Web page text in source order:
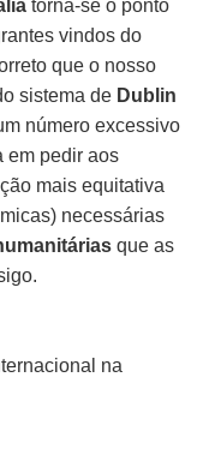
torna-se o ponto
vindos do
que o nosso
sistema de Dublin
número excessivo
em pedir aos
mais equitativa
necessárias
que as
na